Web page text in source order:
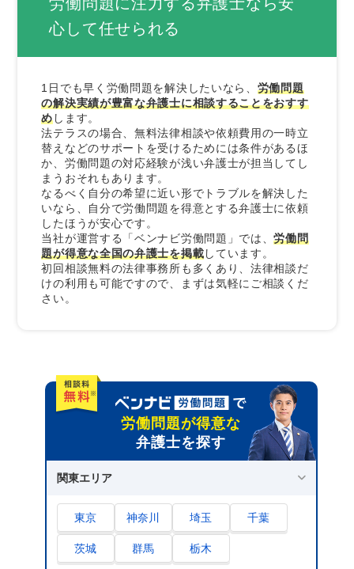
労働問題を法テラスに相談する3つのデメリット
い
3.審査に時間がかかる
労働問題を法テラスに相談する方法2つ
1.法テラスに直接相談する
2.法テラスと契約している事務所に連絡する
労働問題で法テラスを利用する際の流れ
1.法テラスに問い合わせる
2.無料法律相談を利用する
3.依頼費用の立替制度を利用する
選
1.労働基準監督署｜会社への行政指導が望め
2.総合労働相談コーナー｜あらゆる労働問題
を相談できる
3.労働組合｜労働者側の視点からアドバイス
してくれる
4.社会保険労務士｜労働問題のアドバイスや
和解のサポートが受けられる
心して任せられる
1日でも早く労働問題を解決したいなら、 労働問題
の解決実績が豊富な弁護士に相談することをおすす
めします。
法テラスの場合、無料法律相談や依頼費用の一時立
替えなどのサポートを受けるためには条件があるほ
か、労働問題の対応経験が浅い弁護士が担当してし
まうおそれもあります。
なるべく自分の希望に近い形でトラブルを解決した
いなら、自分で労働問題を得意とする弁護士に依頼
したほうが安心です。
当社が運営する「ベンナビ労働問題」では、労働問
題が得意な全国の弁護士を掲載しています。
初回相談無料の法律事務所も多くあり、法律相談だ
けの利用も可能ですので、まずは気軽にご相談くだ
さい。
労働問題が得意な
弁護士を探す
関東エリア
東京 神奈川 埼玉 千葉
茨城 群馬 栃木